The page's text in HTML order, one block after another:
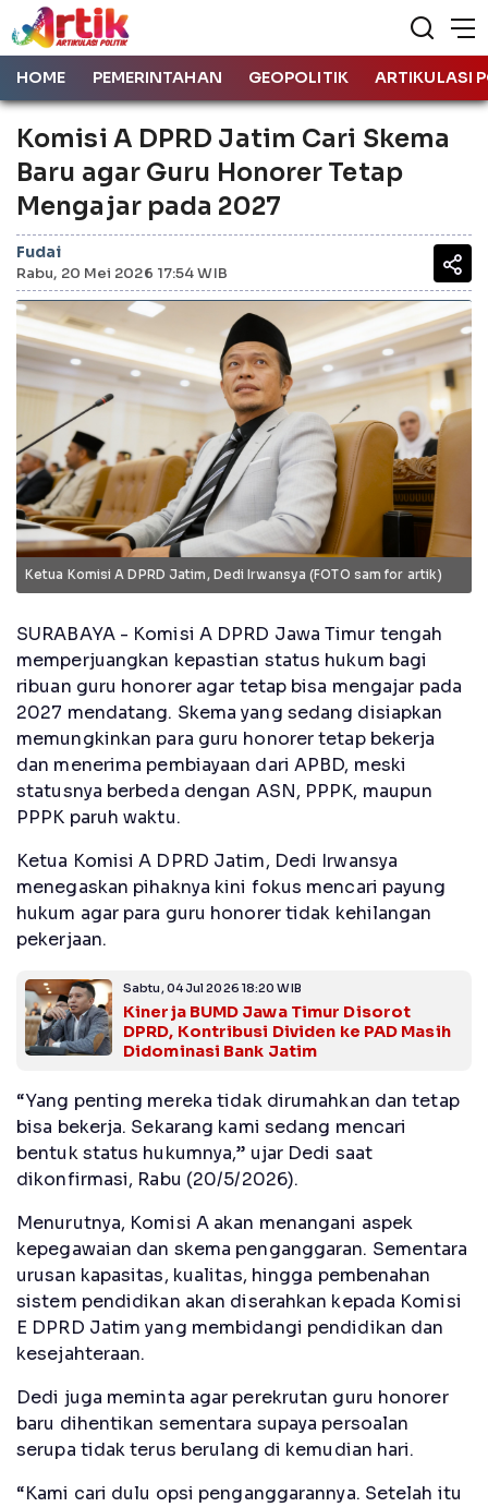
HOME PEMERINTAHAN GEOPOLITIK ARTIKULASI
Komisi A DPRD Jatim Cari Skema
Baru agar Guru Honorer Tetap
Mengajar pada 2027
Fudai
Rabu, 20 Mei 2026 17:54 WIB
Ketua Komisi A DPRD Jatim, Dedi Irwansya (FOTO sam for artik)
SURABAYA - Komisi A DPRD Jawa Timur tengah
memperjuangkan kepastian status hukum bagi
ribuan guru honorer agar tetap bisa mengajar pada
2027 mendatang. Skema yang sedang disiapkan
memungkinkan para guru honorer tetap bekerja
dan menerima pembiayaan dari APBD, meski
statusnya berbeda dengan ASN, PPPK, maupun
PPPK paruh waktu.
Ketua Komisi A DPRD Jatim, Dedi Irwansya
menegaskan pihaknya kini fokus mencari payung
hukum agar para guru honorer tidak kehilangan
pekerjaan.
Sabtu, 04 Jul 2026 18:20 WIB
Kinerja BUMD Jawa Timur Disorot
DPRD, Kontribusi Dividen ke PAD Masih
Didominasi Bank Jatim
“Yang penting mereka tidak dirumahkan dan tetap
bisa bekerja. Sekarang kami sedang mencari
bentuk status hukumnya,” ujar Dedi saat
dikonfirmasi, Rabu (20/5/2026).
Menurutnya, Komisi A akan menangani aspek
kepegawaian dan skema penganggaran. Sementara
urusan kapasitas, kualitas, hingga pembenahan
sistem pendidikan akan diserahkan kepada Komisi
E DPRD Jatim yang membidangi pendidikan dan
kesejahteraan.
Dedi juga meminta agar perekrutan guru honorer
baru dihentikan sementara supaya persoalan
serupa tidak terus berulang di kemudian hari.
“Kami cari dulu opsi penganggarannya. Setelah itu